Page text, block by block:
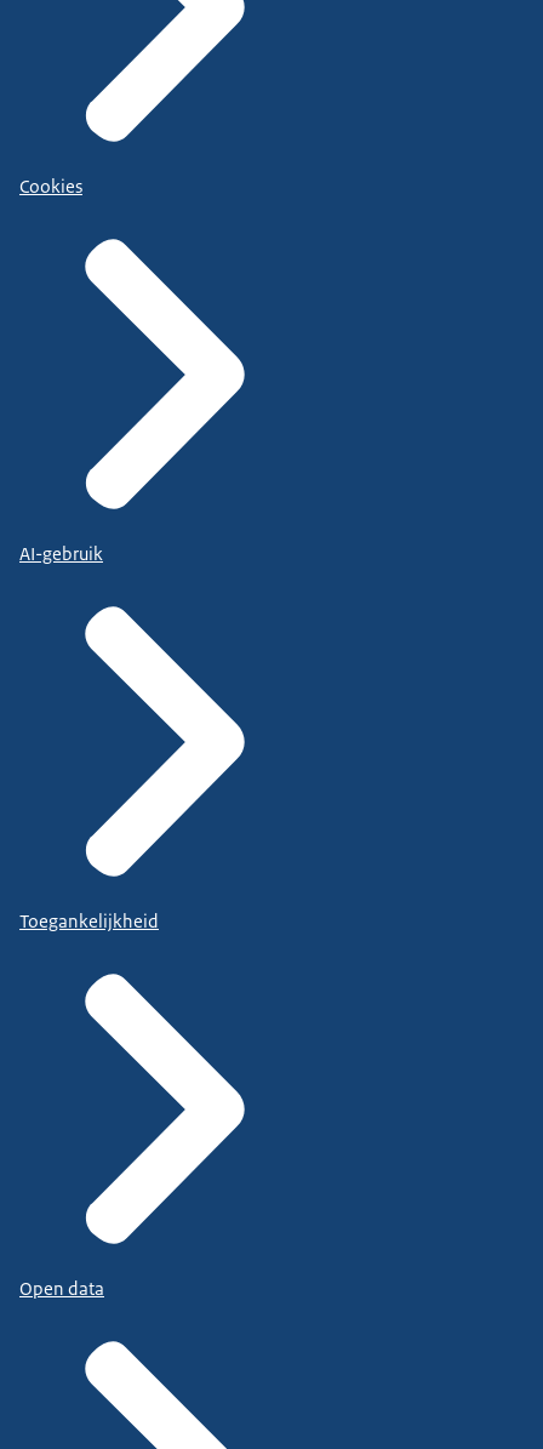
Cookies
AI-gebruik
Toegankelijkheid
Open data